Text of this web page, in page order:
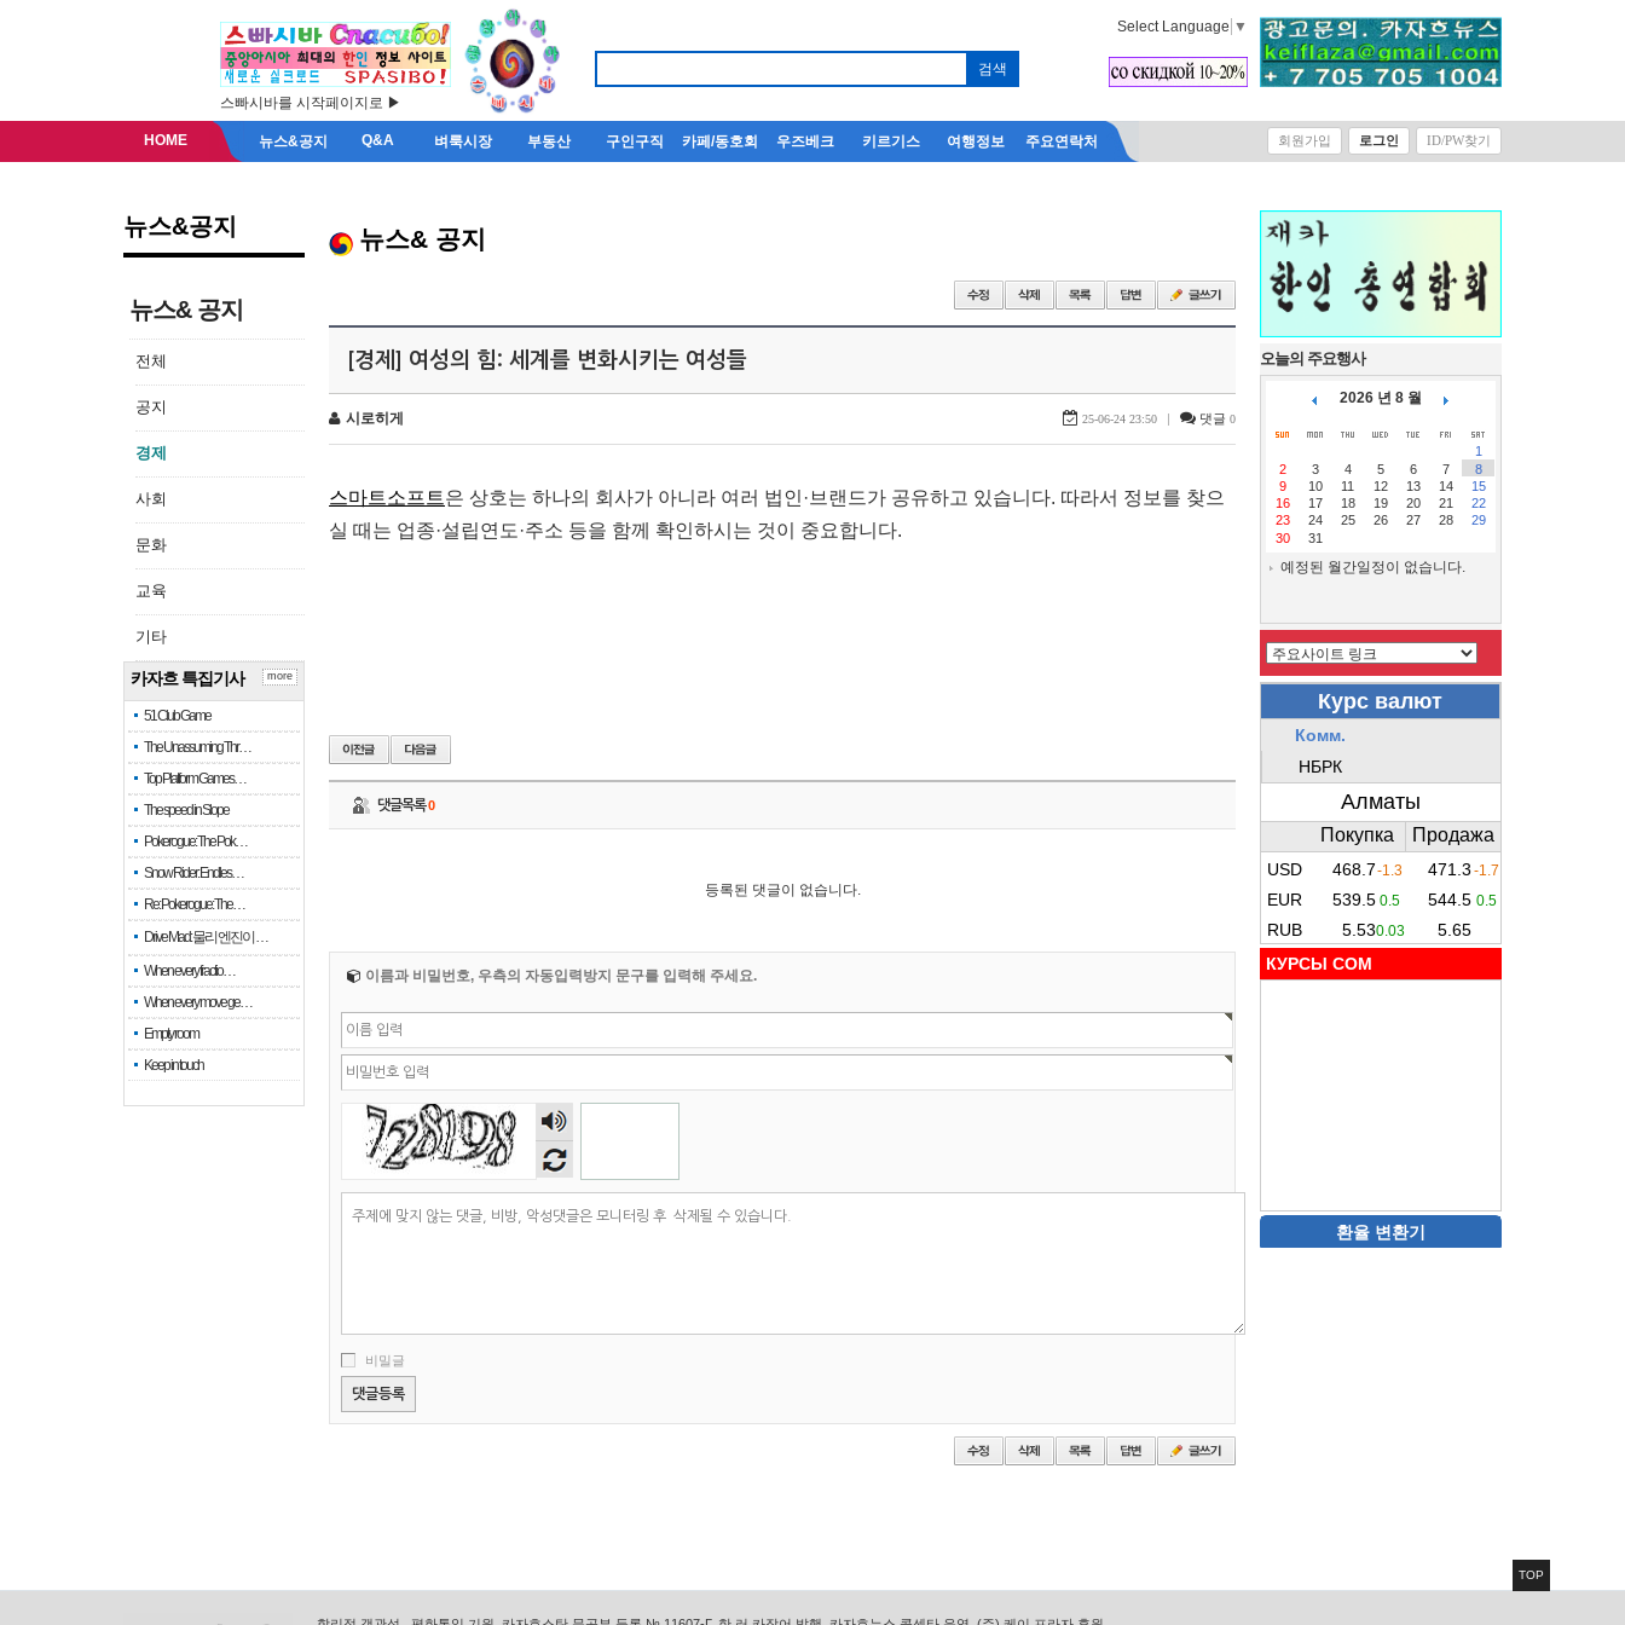
스빠시바를 시작페이지로 ▶
Select Language ▼
HOME 뉴스&공지 Q&A 벼룩시장 부동산 구인구직 카페/동호회 우즈베크 키르기스 여행정보 주요연락처 회원가입 로그인 ID/PW찾기
뉴스&공지
뉴스& 공지
전체
공지
경제
사회
문화
교육
기타
카자흐 특집기사
51 Club Game
The Unassuming Thr…
Top Platform Games…
The speed in Slope
Pokerogue: The Pok…
Snow Rider: Endles…
Re: Pokerogue: The…
Drive Mad: 물리 엔진이 …
When every fractio…
When every move ge…
Empty room
Keep in touch
more
뉴스& 공지
[경제] 여성의 힘: 세계를 변화시키는 여성들
시로히게 25-06-24 23:50 | 댓글 0
스마트소프트은 상호는 하나의 회사가 아니라 여러 법인·브랜드가 공유하고 있습니다. 따라서 정보를 찾으
실 때는 업종·설립연도·주소 등을 함께 확인하시는 것이 중요합니다.
댓글목록0
등록된 댓글이 없습니다.
이름과 비밀번호, 우측의 자동입력방지 문구를 입력해 주세요.
숫자
음성
듣기
비밀글
오늘의 주요행사
2026 년 8 월
1
2
3 4 5 6 7
8
9
10 11 12 13 14
15
16
17 18 19 20 21
22
23
24 25 26 27 28
29
30
31
예정된 월간일정이 없습니다.
КУРСЫ COM
환율 변환기
TOP